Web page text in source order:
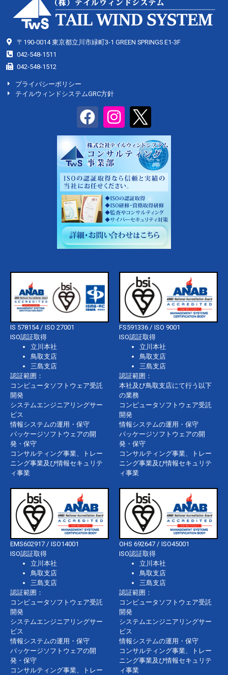
〒190-0014 東京都立川市緑町3-1 GREEN SPRINGS E1-3F
042-548-1511
042-548-1512
プライバシーポリシー
テイルウィンドシステムGRC方針
IS 578154 / ISO 27001
ISO認証取得
立川本社
鳥取支店
三島支店
認証範囲：
コンピュータソフトウェア受託
開発
システムエンジニアリングサー
ビス
情報システムの運用・保守
パッケージソフトウェアの開
発・保守
コンサルティング事業、トレー
ニング事業及び情報セキュリテ
ィ事業
FS591336 / ISO 9001
ISO認証取得
立川本社
鳥取支店
三島支店
認証範囲：
本社及び鳥取支店にて行う以下
の業務
コンピュータソフトウェア受託
開発
情報システムの運用・保守
パッケージソフトウェアの開
発・保守
コンサルティング事業、トレー
ニング事業及び情報セキュリテ
ィ事業
EMS602917 / ISO14001
ISO認証取得
立川本社
鳥取支店
三島支店
認証範囲：
コンピュータソフトウェア受託
開発
システムエンジニアリングサー
ビス
情報システムの運用・保守
パッケージソフトウェアの開
発・保守
コンサルティング事業、トレー
OHS 692647 / ISO45001
ISO認証取得
立川本社
鳥取支店
三島支店
認証範囲：
コンピュータソフトウェア受託
開発
システムエンジニアリングサー
ビス
情報システムの運用・保守
コンサルティング事業、トレー
ニング事業及び情報セキュリテ
ィ事業